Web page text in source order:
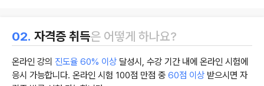
02. 자격증 취득은 어떻게 하나요?
온라인 강의 진도율 60% 이상 달성시, 수강 기간 내에 온라인 시험에
응시 가능합니다. 온라인 시험 100점 만점 중 60점 이상 받으시면 자